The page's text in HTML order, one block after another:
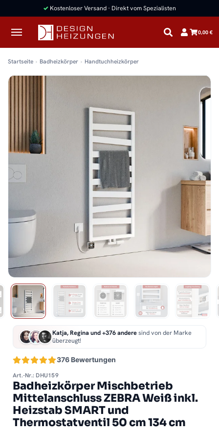
✓ Kostenloser Versand · Direkt vom Spezialisten
0,00 €
Startseite Badheizkörper Handtuchheizkörper
376 Bewertungen
Katja, Regina und +376 anderesind von der Marke
überzeugt!
Art.-Nr.: DHU159
Badheizkörper Mischbetrieb
Mittelanschluss ZEBRA Weiß inkl.
Heizstab SMART und
Thermostatventil 50 cm 134 cm